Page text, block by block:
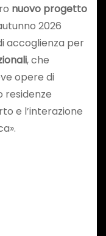
nuovo progetto
2026
accoglienza per
, che
opere di
e l’interazione